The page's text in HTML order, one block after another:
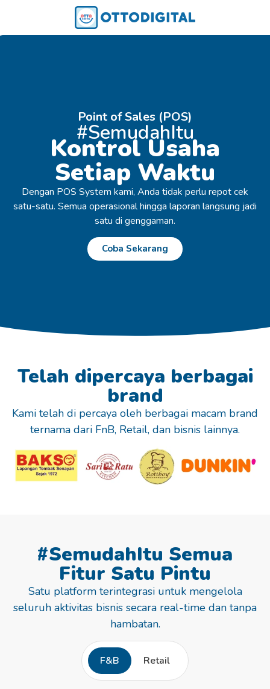
Point of Sales (POS)
#SemudahItu
Kontrol Usaha
Setiap Waktu
Dengan POS System kami, Anda tidak perlu repot cek
satu-satu. Semua operasional hingga laporan langsung jadi
satu di genggaman.
Coba Sekarang
Telah dipercaya berbagai
brand
Kami telah di percaya oleh berbagai macam brand
ternama dari FnB, Retail, dan bisnis lainnya.
#SemudahItu Semua
Fitur Satu Pintu
Satu platform terintegrasi untuk mengelola
seluruh aktivitas bisnis secara real-time dan tanpa
hambatan.
F&B Retail